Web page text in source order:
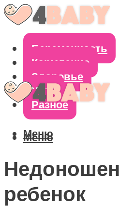
Беременность
Кормление
Здоровье
Уход
Разное
Меню
Меню
ребенок